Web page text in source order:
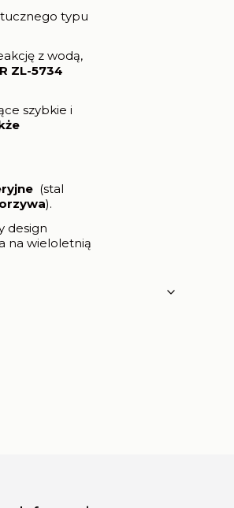
typu
z wodą,
ZL-5734
szybkie i
(stal
).
design
na wieloletnią